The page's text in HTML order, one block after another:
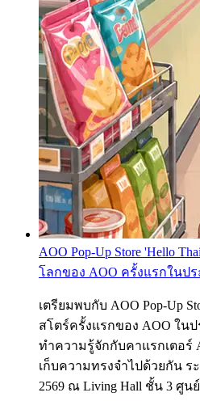
AOO Pop-Up Store 'Hello
โลกของ AOO ครั้งแรกในป
เตรียมพบกับ AOO Pop-Up
สโตร์ครั้งแรกของ AOO ใน
ทำความรู้จักกับคาแรกเตอร์
เก็บความทรงจำไปด้วยกัน ร
2569 ณ Living Hall ชั้น 3 ศู